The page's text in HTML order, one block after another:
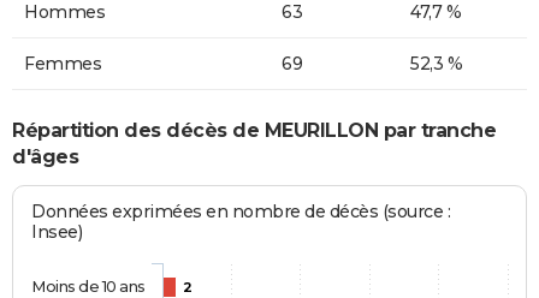
Hommes 63 47,7 %
Femmes 69 52,3 %
Répartition des décès de MEURILLON par tranche
d'âges
Données exprimées en nombre de décès (source :
Insee)
2
Moins de 10 ans